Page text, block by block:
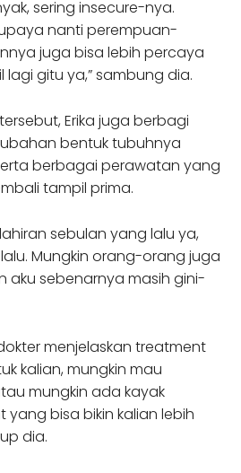
sering insecure-nya.
nanti perempuan-
juga bisa lebih percaya
lagi gitu ya,” sambung dia.
Erika juga berbagi
bentuk tubuhnya
berbagai perawatan yang
tampil prima.
sebulan yang lalu ya,
Mungkin orang-orang juga
aku sebenarnya masih gini-
menjelaskan treatment
kalian, mungkin mau
mungkin ada kayak
bisa bikin kalian lebih
dia.